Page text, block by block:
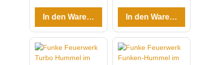
In den Warenkorb In den Warenkorb